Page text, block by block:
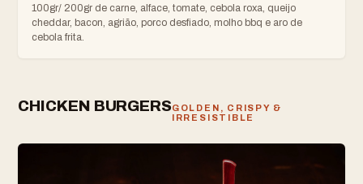
100gr/ 200gr de carne, alface, tomate, cebola roxa, queijo
cheddar, bacon, agrião, porco desfiado, molho bbq e aro de
cebola frita.
CHICKEN BURGERSGOLDEN, CRISPY &
IRRESISTIBLE